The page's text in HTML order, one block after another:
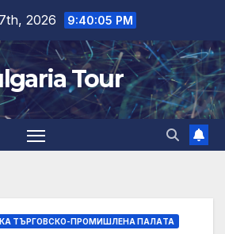
2026 9:40:06 PM
Tour
ТЪРГОВСКО-ПРОМИШЛЕНА ПАЛAТА